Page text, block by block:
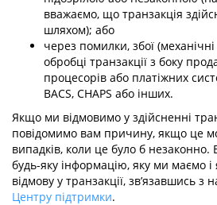
вважаємо, що транзакція
шляхом); або
через помилки, збої
обробці транзакції з боку
процесорів або платіжних
BACS, CHAPS або інших.
Якщо ми відмовимо у здійсненні
повідомимо вам причину, якщо це
випадків, коли це було б
будь-яку інформацію, яку ми маємо
відмову у транзакції, зв’язавшись
Центру підтримки.